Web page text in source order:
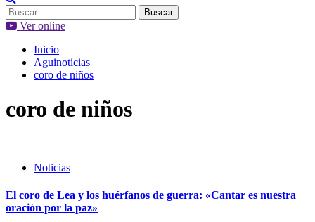
Buscar:
Ver online
Inicio
Aguinoticias
coro de niños
coro de niños
Noticias
El coro de Lea y los huérfanos de guerra: «Cantar es nuestra
oración por la paz»